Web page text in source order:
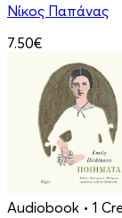
Νίκος Παπάνας
7.50€
Audiobook • 1